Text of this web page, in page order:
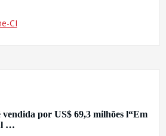
CI
por US$ 69,3 milhões l“Em
…